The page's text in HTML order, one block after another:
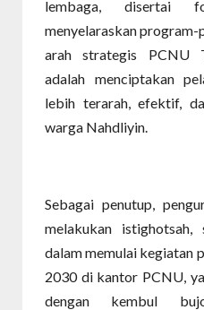
lembaga, disertai
menyelaraskan
arah strategis PCNU
adalah menciptakan
lebih terarah, efektif,
warga Nahdliyin.
Sebagai penutup,
melakukan
dalam memulai kegiatan
2030 di kantor PCNU,
dengan kembul